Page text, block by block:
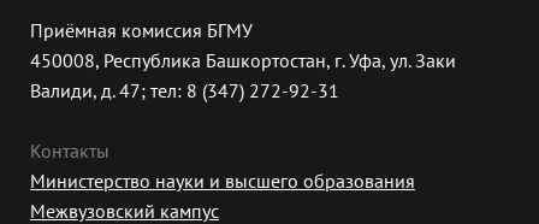
Приёмная комиссия БГМУ
450008, Республика Башкортостан, г. Уфа, ул. Заки
Валиди, д. 47; тел: 8 (347) 272-92-31
Контакты
Министерство науки и высшего образования
Межвузовский кампус